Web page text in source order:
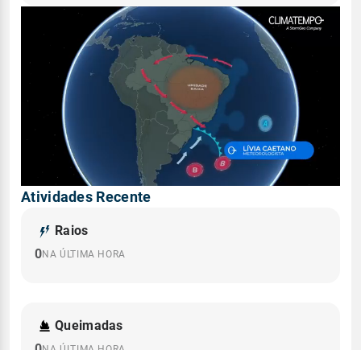
Atividades Recente
Raios
0NA ÚLTIMA HORA
Queimadas